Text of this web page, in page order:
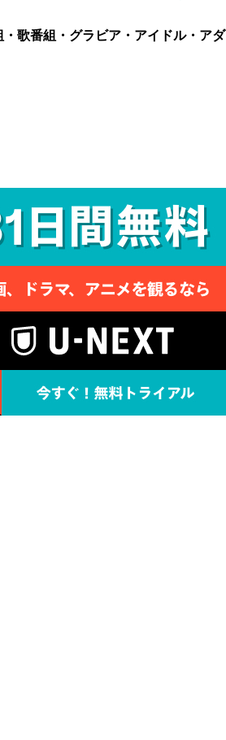
歌番組・グラビア・アイドル・アダ